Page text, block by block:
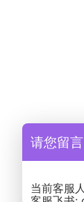
请您留言
当前客服